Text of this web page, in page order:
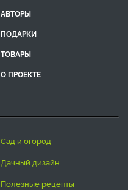
АВТОРЫ
ПОДАРКИ
ТОВАРЫ
О ПРОЕКТЕ
сад и огород
дачный дизайн
полезные рецепты